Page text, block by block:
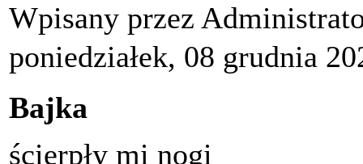
Wpisany przez
poniedziałek, 08 grudnia
Bajka
ścierpły mi nogi